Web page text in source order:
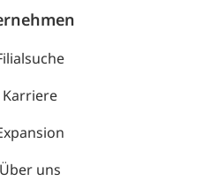
Karriere
Über uns